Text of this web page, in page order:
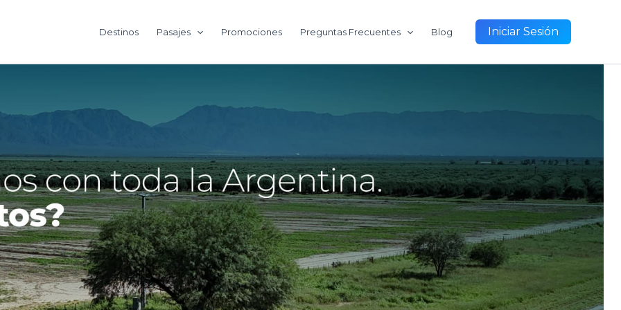
Destinos Pasajes Promociones Preguntas Frecuentes Blog Iniciar Sesión